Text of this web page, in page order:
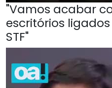
"Vamos acabar
escritórios
STF"